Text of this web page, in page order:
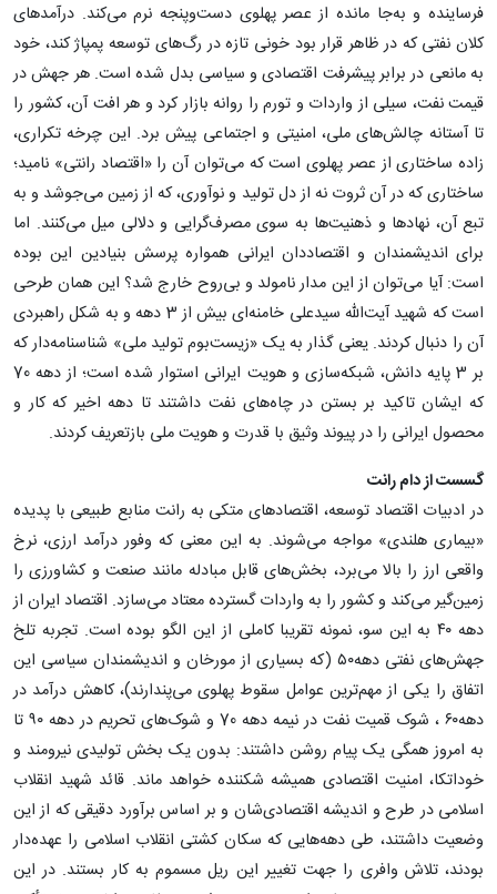
فرساینده و به‌جا مانده از عصر پهلوی دست‌وپنجه نرم می‌کند. درآمدهای
کلان نفتی که در ظاهر قرار بود خونی تازه در رگ‌های توسعه پمپاژ کند، خود
به مانعی در برابر پیشرفت اقتصادی و سیاسی بدل شده‌ است. هر جهش در
قیمت نفت، سیلی از واردات و تورم را روانه بازار کرد و هر افت آن، کشور را
تا آستانه چالش‌های ملی، امنیتی و اجتماعی پیش ‌برد. این چرخه تکراری،
زاده ساختاری از عصر پهلوی است که می‌توان آن را «اقتصاد رانتی» نامید؛
ساختاری که در آن ثروت نه از دل تولید و نوآوری، که از زمین می‌جوشد و به
تبع آن، نهادها و ذهنیت‌ها به سوی مصرف‌گرایی و دلالی میل می‌کنند. اما
برای اندیشمندان و اقتصاددان ایرانی همواره پرسش بنیادین این بوده
است: آیا می‌توان از این مدار نامولد و بی‌روح خارج شد؟ این همان طرحی
است که شهید آیت‌الله سیدعلی خامنه‌ای بیش از 3 دهه و به شکل راهبردی
آن را دنبال کردند. یعنی گذار به یک «زیست‌بوم تولید ملی» شناسنامه‌دار که
بر 3 پایه دانش، شبکه‌سازی و هویت ایرانی استوار شده است؛ از دهه 70
که ایشان تاکید بر بستن در چاه‌های نفت داشتند تا دهه اخیر که کار و
محصول ایرانی را در پیوند وثیق با قدرت و هویت ملی بازتعریف کردند.
گسست از دام رانت
در ادبیات اقتصاد توسعه، اقتصادهای متکی به رانت منابع طبیعی با پدیده
«بیماری هلندی» مواجه می‌شوند. به این معنی که وفور درآمد ارزی، نرخ
واقعی ارز را بالا می‌برد، بخش‌های قابل مبادله مانند صنعت و کشاورزی را
زمین‌گیر می‌کند و کشور را به واردات گسترده معتاد می‌سازد. اقتصاد ایران از
دهه ۴۰ به این سو، نمونه تقریبا کاملی از این الگو بوده است. تجربه تلخ
جهش‌های نفتی دهه۵۰ (که بسیاری از مورخان و اندیشمندان سیاسی این
اتفاق را یکی از مهم‌ترین عوامل سقوط پهلوی می‌پندارند)، کاهش درآمد در
دهه۶۰ ، شوک قمیت نفت در نیمه دهه 70 و شوک‌های تحریم در دهه ۹۰ تا
به امروز همگی یک پیام روشن داشتند: بدون یک بخش تولیدی نیرومند و
خوداتکا، امنیت اقتصادی همیشه شکننده خواهد ماند. قائد شهید انقلاب
اسلامی در طرح و اندیشه اقتصادی‌شان و بر اساس برآورد دقیقی که از این
وضعیت داشتند، طی دهه‌هایی که سکان کشتی انقلاب اسلامی را عهده‌دار
بودند، تلاش وافری را جهت تغییر این ریل مسموم به کار بستند. در این